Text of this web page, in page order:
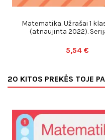
Matematika. Užrašai 1
(atnaujinta 2022).
5,54 €
20 KITOS PREKĖS TOJE